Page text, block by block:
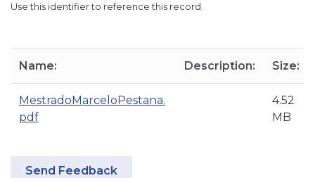
Use this identifier to reference this record.
Name: Description: Size:
MestradoMarceloPestana.
pdf
4.52
MB
Send Feedback